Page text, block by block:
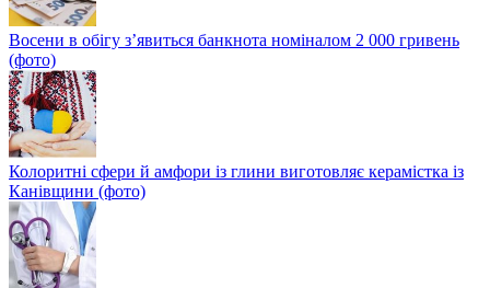
Восени в обігу з’явиться банкнота номіналом 2 000 гривень
(фото)
Колоритні сфери й амфори із глини виготовляє керамістка із
Канівщини (фото)